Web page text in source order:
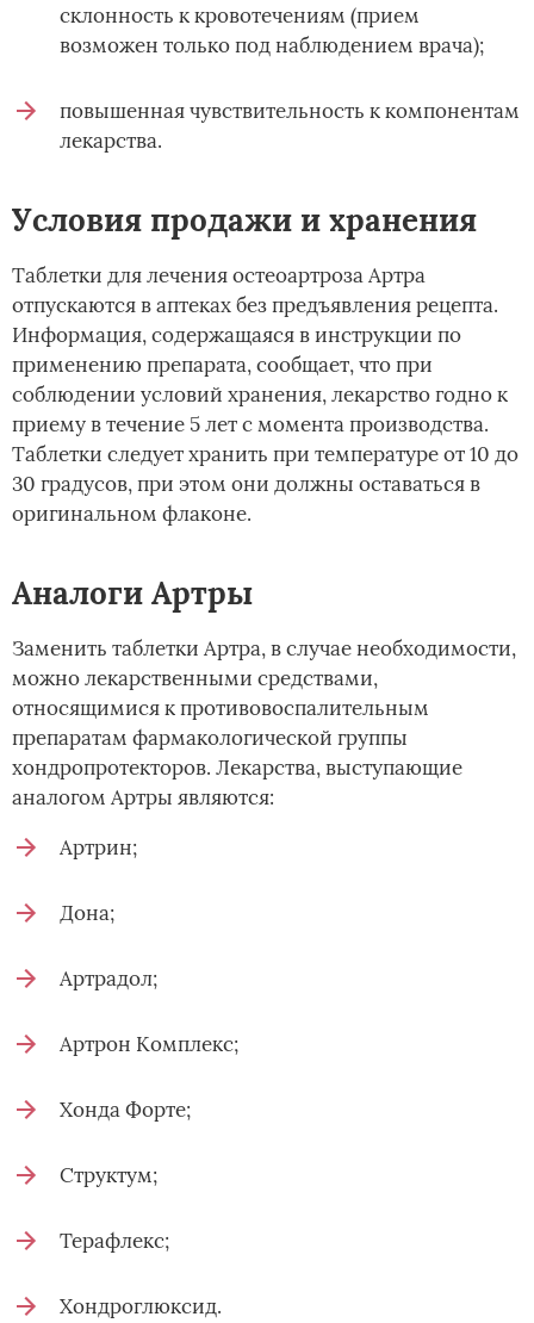
склонность к кровотечениям (прием
возможен только под наблюдением врача);
повышенная чувствительность к компонентам
лекарства.
Условия продажи и хранения
Таблетки для лечения остеоартроза Артра
отпускаются в аптеках без предъявления рецепта.
Информация, содержащаяся в инструкции по
применению препарата, сообщает, что при
соблюдении условий хранения, лекарство годно к
приему в течение 5 лет с момента производства.
Таблетки следует хранить при температуре от 10 до
30 градусов, при этом они должны оставаться в
оригинальном флаконе.
Аналоги Артры
Заменить таблетки Артра, в случае необходимости,
можно лекарственными средствами,
относящимися к противовоспалительным
препаратам фармакологической группы
хондропротекторов. Лекарства, выступающие
аналогом Артры являются:
Артрин;
Дона;
Артрадол;
Артрон Комплекс;
Хонда Форте;
Структум;
Терафлекс;
Хондроглюксид.